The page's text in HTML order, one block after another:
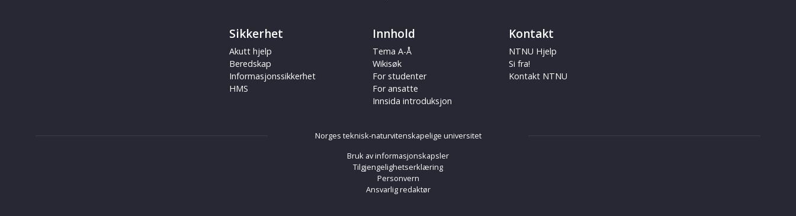
Sikkerhet
Akutt hjelp
Beredskap
Informasjonssikkerhet
HMS
Innhold
Tema A-Å
Wikisøk
For studenter
For ansatte
Innsida introduksjon
Kontakt
NTNU Hjelp
Si fra!
Kontakt NTNU
Norges teknisk-naturvitenskapelige universitet
Bruk av informasjonskapsler
Tilgjengelighetserklæring
Personvern
Ansvarlig redaktør